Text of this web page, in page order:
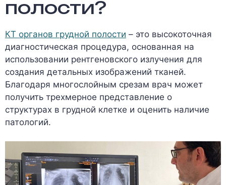
полости?
КТ органов грудной полости – это высокоточная
диагностическая процедура, основанная на
использовании рентгеновского излучения для
создания детальных изображений тканей.
Благодаря многослойным срезам врач может
получить трехмерное представление о
структурах в грудной клетке и оценить наличие
патологий.